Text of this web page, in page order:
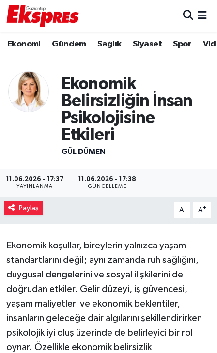
Ekonomi Gündem Sağlık Siyaset Spor
Ekonomik
Belirsizliğin İnsan
Psikolojisine
Etkileri
GÜL DÜMEN
11.06.2026 - 17:37
YAYINLANMA
11.06.2026 - 17:38
GÜNCELLEME
Paylaş A- A+
Ekonomik koşullar, bireylerin yalnızca yaşam
standartlarını değil; aynı zamanda ruh sağlığını,
duygusal dengelerini ve sosyal ilişkilerini de
doğrudan etkiler. Gelir düzeyi, iş güvencesi,
yaşam maliyetleri ve ekonomik beklentiler,
insanların geleceğe dair algılarını şekillendirirken
psikolojik iyi oluş üzerinde de belirleyici bir rol
oynar. Özellikle ekonomik belirsizlik
Ekonomi
Gaziantep son dakika
Genel
Kültür Sanat
Magazin
Piyasa
Resmi İlanlar
Sağlık
Sinemalar
Trafik Durumu
Puan Durumu ve Fikstür
Tüm Manşetler
Son Dakika Haberleri